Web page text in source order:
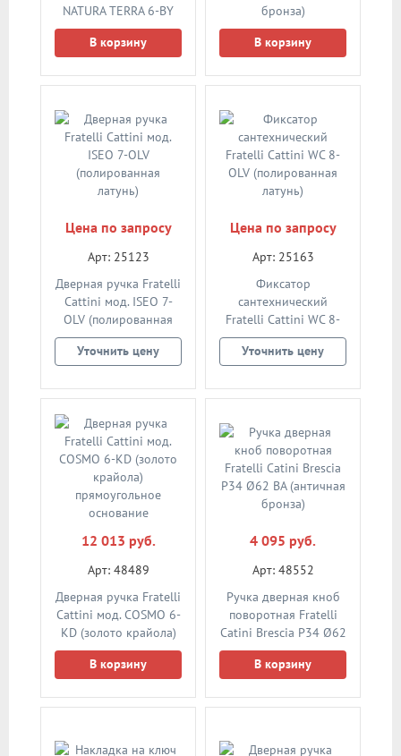
NATURA TERRA 6-BY
(матовая бронза)
В корзину
бронза)
В корзину
Цена по запросу
Арт: 25123
Дверная ручка Fratelli
Cattini мод. ISEO 7-
OLV (полированная
латунь)
Уточнить цену
Цена по запросу
Арт: 25163
Фиксатор
сантехнический
Fratelli Cattini WC 8-
OLV (полированная
латунь)
Уточнить цену
12 013 руб.
Арт: 48489
Дверная ручка Fratelli
Cattini мод. COSMO 6-
KD (золото крайола)
прямоугольное
основание
В корзину
4 095 руб.
Арт: 48552
Ручка дверная кноб
поворотная Fratelli
Catini Brescia P34 Ø62
BA (античная бронза)
В корзину